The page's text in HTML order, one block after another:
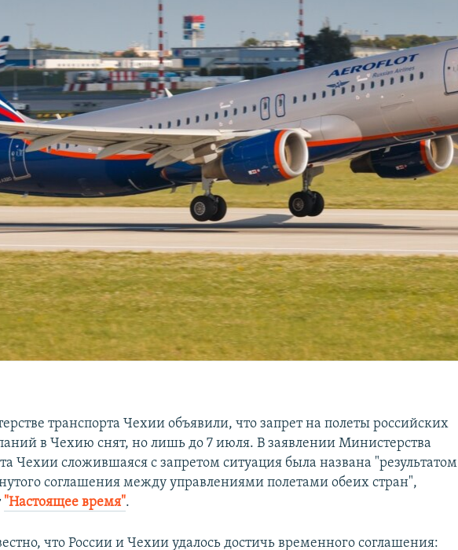
транспорта Чехии объявили, что запрет на полеты российских
в Чехию снят, но лишь до 7 июля. В заявлении Министерства
Чехии сложившаяся с запретом ситуация была названа "результатом
соглашения между управлениями полетами обеих стран",
"Настоящее время".
что России и Чехии удалось достичь временного соглашения: